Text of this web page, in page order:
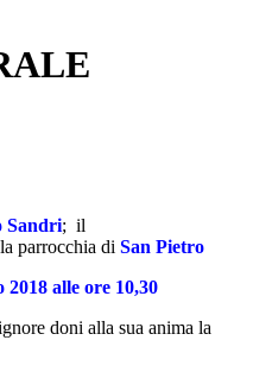
Sandri; il
parrocchia di San Pietro
2018 alle ore 10,30
doni alla sua anima la